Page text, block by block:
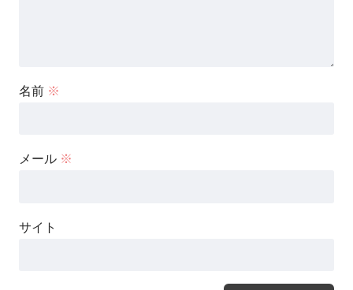
名前 ※
メール ※
サイト